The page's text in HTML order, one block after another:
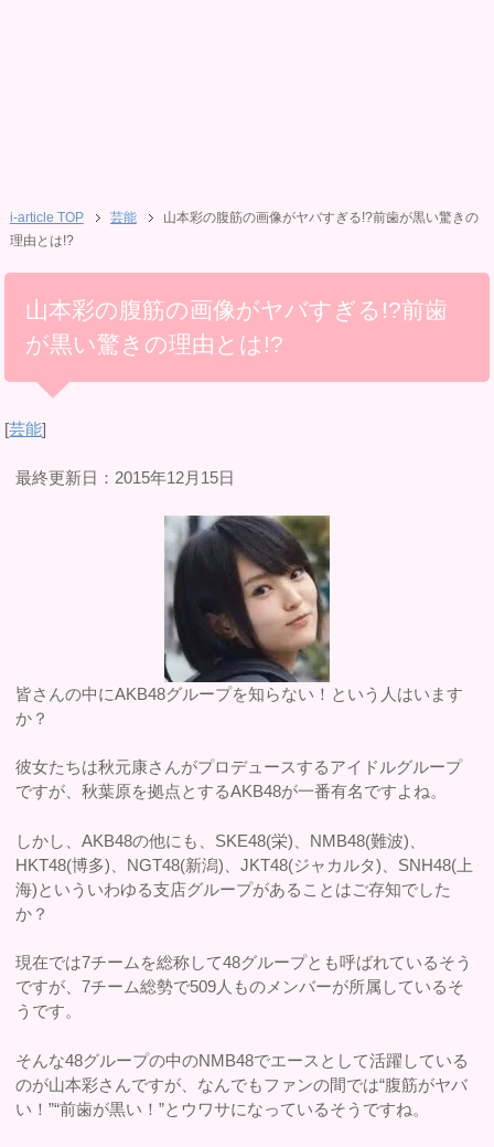
i-article TOP 芸能
山本彩の腹筋の画像がヤバすぎる!?前歯が黒い驚きの
理由とは!?
山本彩の腹筋の画像がヤバすぎる!?前歯
が黒い驚きの理由とは!?
[芸能]
最終更新日：2015年12月15日
皆さんの中にAKB48グループを知らない！という人はいます
か？
彼女たちは秋元康さんがプロデュースするアイドルグループ
ですが、秋葉原を拠点とするAKB48が一番有名ですよね。
しかし、AKB48の他にも、SKE48(栄)、NMB48(難波)、
HKT48(博多)、NGT48(新潟)、JKT48(ジャカルタ)、SNH48(上
海)といういわゆる支店グループがあることはご存知でした
か？
現在では7チームを総称して48グループとも呼ばれているそう
ですが、7チーム総勢で509人ものメンバーが所属しているそ
うです。
そんな48グループの中のNMB48でエースとして活躍している
のが山本彩さんですが、なんでもファンの間では“腹筋がヤバ
い！”“前歯が黒い！”とウワサになっているそうですね。